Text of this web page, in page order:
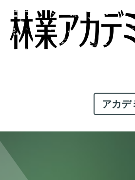
アカデ